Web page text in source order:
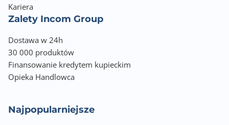
Nasycenie kolorów
125% (sRGB)
95% (DCI-P3)
Pobór energii (podczas pracy)
22.50 W
0.50 W
Kariera
Zalety Incom Group
Dostawa w 24h
30 000 produktów
Finansowanie kredytem kupieckim
Opieka Handlowca
Najpopularniejsze